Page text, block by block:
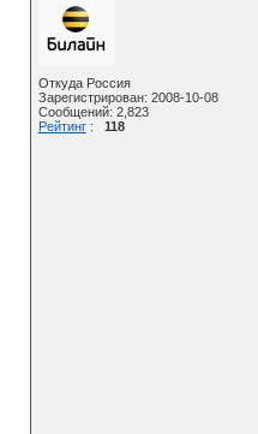
Откуда Россия
Зарегистрирован: 2008-10-08
Сообщений: 2,823
Рейтинг: 118